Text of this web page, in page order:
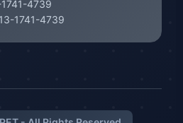
4739
1741-4739